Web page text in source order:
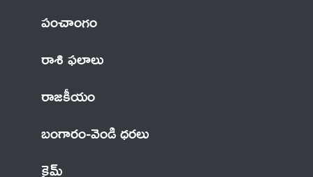
పంచాంగం
రాశి ఫలాలు
రాజకీయం
బంగారం-వెండి ధరలు
క్రైమ్